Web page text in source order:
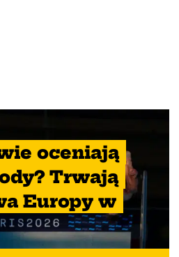
oceniają
Trwają
Europy w